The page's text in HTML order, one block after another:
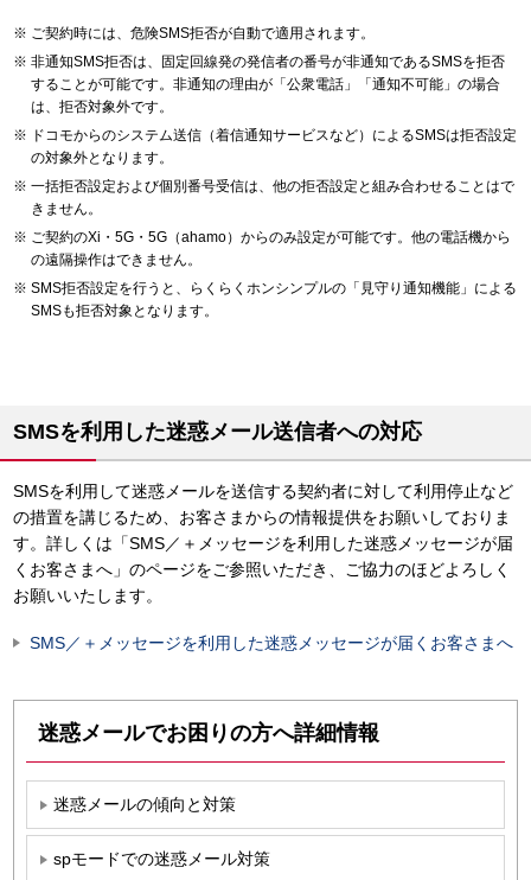
ご契約時には、危険SMS拒否が自動で適用されます。
非通知SMS拒否は、固定回線発の発信者の番号が非通知であるSMSを拒否
することが可能です。非通知の理由が「公衆電話」「通知不可能」の場合
は、拒否対象外です。
ドコモからのシステム送信（着信通知サービスなど）によるSMSは拒否設定
の対象外となります。
一括拒否設定および個別番号受信は、他の拒否設定と組み合わせることはで
きません。
ご契約のXi・5G・5G（ahamo）からのみ設定が可能です。他の電話機から
の遠隔操作はできません。
SMS拒否設定を行うと、らくらくホンシンプルの「見守り通知機能」による
SMSも拒否対象となります。
SMSを利用した迷惑メール送信者への対応
SMSを利用して迷惑メールを送信する契約者に対して利用停止など
の措置を講じるため、お客さまからの情報提供をお願いしておりま
す。詳しくは「SMS／＋メッセージを利用した迷惑メッセージが届
くお客さまへ」のページをご参照いただき、ご協力のほどよろしく
お願いいたします。
SMS／＋メッセージを利用した迷惑メッセージが届くお客さまへ
迷惑メールでお困りの方へ詳細情報
迷惑メールの傾向と対策
spモードでの迷惑メール対策